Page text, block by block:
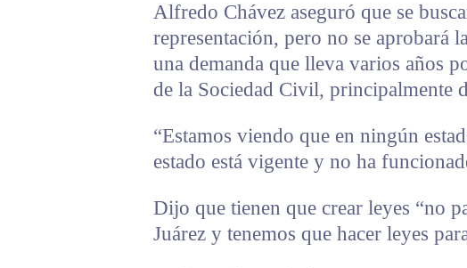
Alfredo Chávez aseguró que se
representación, pero no se aprobará
una demanda que lleva varios años
de la Sociedad Civil, principalmente
“Estamos viendo que en ningún
estado está vigente y no ha
Dijo que tienen que crear leyes “no
Juárez y tenemos que hacer leyes